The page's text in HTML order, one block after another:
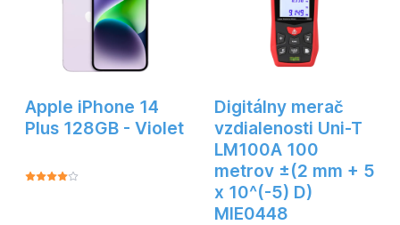
Apple iPhone 14
Plus 128GB - Violet
Digitálny merač
vzdialenosti Uni-T
LM100A 100
metrov ±(2 mm + 5
x 10^(-5) D)
MIE0448